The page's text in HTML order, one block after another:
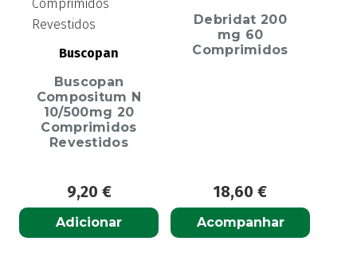
Buscopan
Buscopan
Compositum N
10/500mg 20
Comprimidos
Revestidos
9,20 €
Adicionar
Debridat 200
mg 60
Comprimidos
18,60 €
Acompanhar